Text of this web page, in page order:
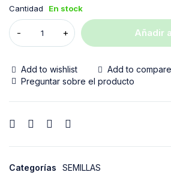
Cantidad En stock
Añadir
Add to wishlist
Add to compare
Preguntar sobre el producto
Categorías
SEMILLAS